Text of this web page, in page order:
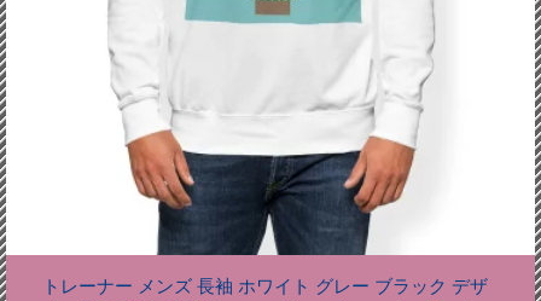
トレーナー メンズ 長袖 ホワイト グレー ブラック デザ